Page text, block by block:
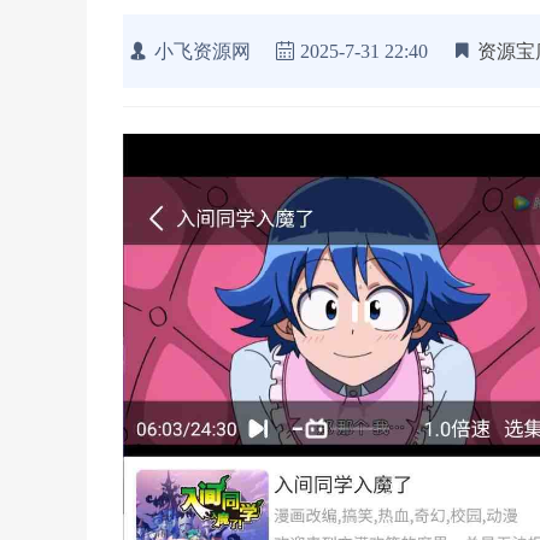
小飞资源网 2025-7-31 22:40 资源宝